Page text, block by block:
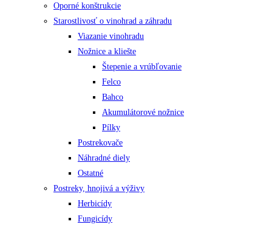
Oporné konštrukcie
Starostlivosť o vinohrad a záhradu
Viazanie vinohradu
Nožnice a kliešte
Štepenie a vrúbľovanie
Felco
Bahco
Akumulátorové nožnice
Pílky
Postrekovače
Náhradné diely
Ostatné
Postreky, hnojivá a výživy
Herbicídy
Fungicídy